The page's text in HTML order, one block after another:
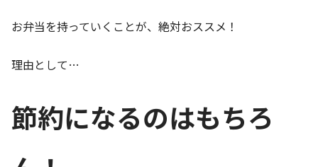
お弁当を持っていくことが、絶対おススメ！
理由として…
節約になるのはもちろ